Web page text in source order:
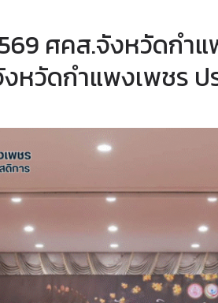
ศคส.จังหวัดกำ
วัดกำแพงเพชร ป